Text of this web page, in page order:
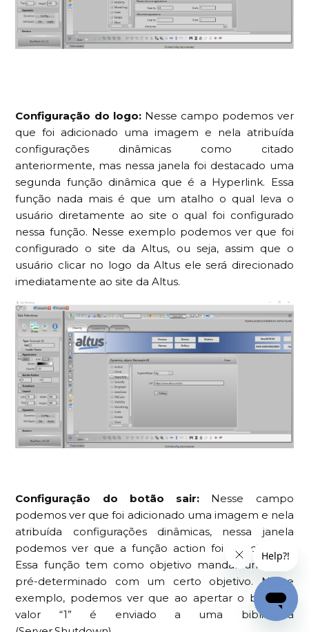
Configuração do logo:Nesse campo podemos ver
que foi adicionado uma imagem e nela atribuída
configurações dinâmicas como citado
anteriormente, mas nessa janela foi destacado uma
segunda função dinâmica que é a Hyperlink. Essa
função nada mais é que um atalho o qual leva o
usuário diretamente ao site o qual foi configurado
nessa função. Nesse exemplo podemos ver que foi
configurado o site da Altus, ou seja, assim que o
usuário clicar no logo da Altus ele será direcionado
imediatamente ao site da Altus.
Configuração do botão sair: Nesse campo
podemos ver que foi adicionado uma imagem e nela
atribuída configurações dinâmicas, nessa janela
podemos ver que a função action foi selecionada.
Essa função tem como objetivo mandar um valor
pré-determinado com um certo objetivo. Nesse
exemplo, podemos ver que ao apertar o botão o
valor “1” é enviado a uma biblioteca